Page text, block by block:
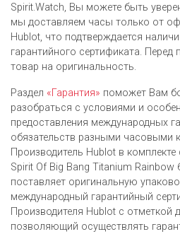
Spirit.Watch, Вы можете быть
мы доставляем часы только от
Hublot, что подтверждается
гарантийного сертификата. Перед
товар на оригинальность.
Раздел «Гарантия» поможет Вам
разобраться с условиями и
предоставления международных
обязательств разными часовыми
Производитель Hublot в
Spirit Of Big Bang Titanium Rainbow
поставляет оригинальную
международный гарантийный
Производителя Hublot c отметкой
позволяющий осуществлять